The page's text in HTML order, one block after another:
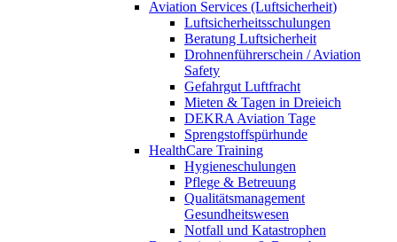
Aviation Services (Luftsicherheit)
Luftsicherheitsschulungen
Beratung Luftsicherheit
Drohnenführerschein / Aviation
Safety
Gefahrgut Luftfracht
Mieten & Tagen in Dreieich
DEKRA Aviation Tage
Sprengstoffspürhunde
HealthCare Training
Hygieneschulungen
Pflege & Betreuung
Qualitätsmanagement
Gesundheitswesen
Notfall und Katastrophen